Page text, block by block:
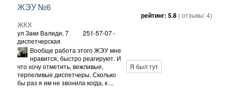
ЖЭУ №6
ЖКХ
ул Заки Валиди, 7
251-57-07 -
диспетчерская
рейтинг: 5.8 ( отзывы:4)
Вообще работа этого ЖЭУ мне
нравится, быстро реагируют. И
что хочу отметить, вежливые,
терпеливые диспетчеры. Сколько
бы раз я им не звонила когда, к ...
Я был тут